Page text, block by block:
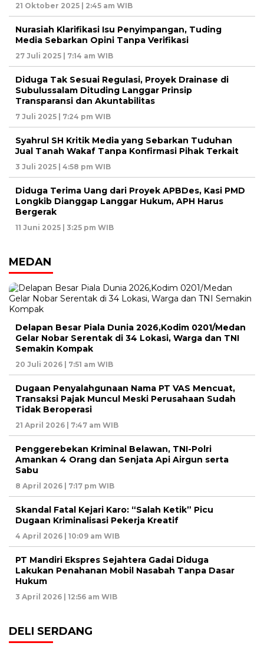
21 Oktober 2025 | 2:45 am WIB
Nurasiah Klarifikasi Isu Penyimpangan, Tuding
Media Sebarkan Opini Tanpa Verifikasi
27 Juli 2025 | 7:14 am WIB
Diduga Tak Sesuai Regulasi, Proyek Drainase di
Subulussalam Dituding Langgar Prinsip
Transparansi dan Akuntabilitas
7 Juli 2025 | 7:24 pm WIB
Syahrul SH Kritik Media yang Sebarkan Tuduhan
Jual Tanah Wakaf Tanpa Konfirmasi Pihak Terkait
3 Juli 2025 | 4:58 pm WIB
Diduga Terima Uang dari Proyek APBDes, Kasi PMD
Longkib Dianggap Langgar Hukum, APH Harus
Bergerak
11 Juni 2025 | 3:25 pm WIB
MEDAN
Delapan Besar Piala Dunia 2026,Kodim 0201/Medan
Gelar Nobar Serentak di 34 Lokasi, Warga dan TNI
Semakin Kompak
20 Juli 2026 | 7:51 am WIB
Dugaan Penyalahgunaan Nama PT VAS Mencuat,
Transaksi Pajak Muncul Meski Perusahaan Sudah
Tidak Beroperasi
21 April 2026 | 7:47 am WIB
Penggerebekan Kriminal Belawan, TNI-Polri
Amankan 4 Orang dan Senjata Api Airgun serta
Sabu
8 April 2026 | 7:17 pm WIB
Skandal Fatal Kejari Karo: “Salah Ketik” Picu
Dugaan Kriminalisasi Pekerja Kreatif
4 April 2026 | 10:09 am WIB
PT Mandiri Ekspres Sejahtera Gadai Diduga
Lakukan Penahanan Mobil Nasabah Tanpa Dasar
Hukum
3 April 2026 | 12:56 am WIB
DELI SERDANG